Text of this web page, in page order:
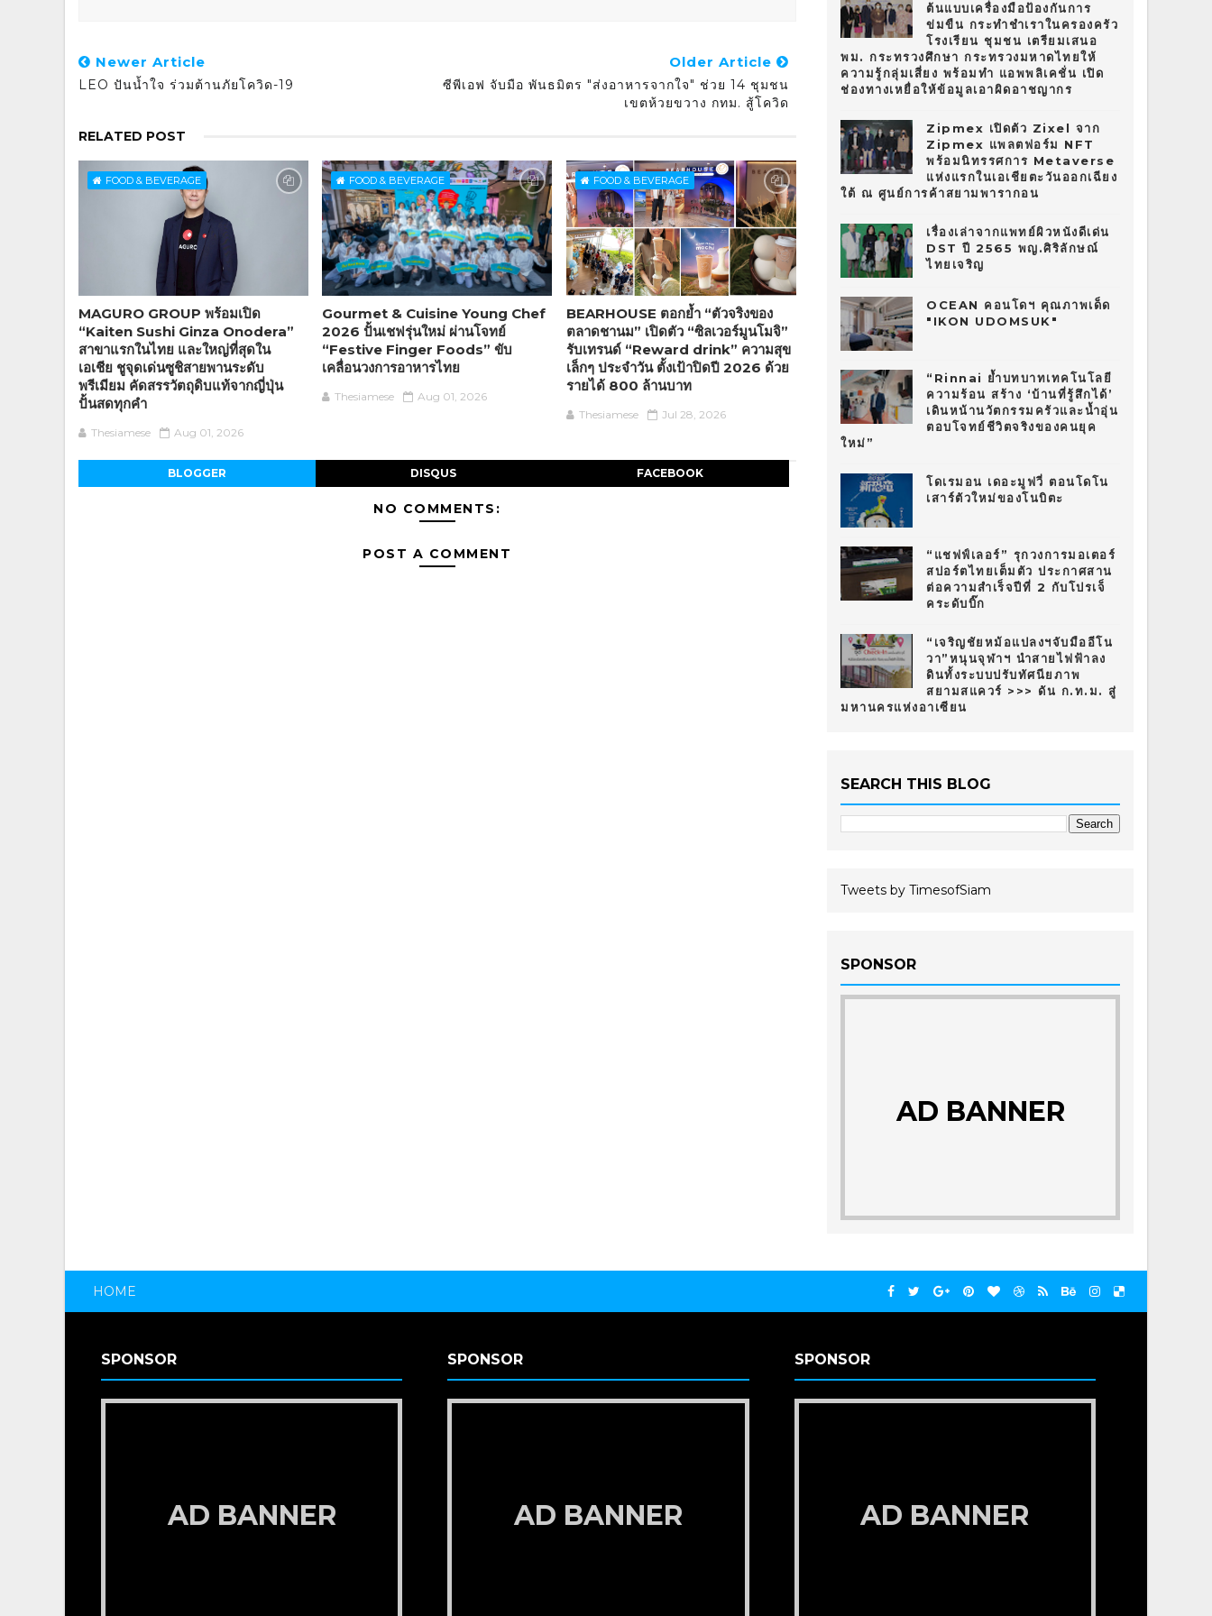
Newer Article
LEO ปันน้ำใจ ร่วมต้านภัยโควิด-19
Older Article
ซีพีเอฟ จับมือ พันธมิตร "ส่งอาหารจากใจ" ช่วย 14 ชุมชน
เขตห้วยขวาง กทม. สู้โควิด
RELATED POST
FOOD & BEVERAGE
MAGURO GROUP พร้อมเปิด
“Kaiten Sushi Ginza Onodera”
สาขาแรกในไทย และใหญ่ที่สุดใน
เอเชีย ชูจุดเด่นซูชิสายพานระดับ
พรีเมียม คัดสรรวัตถุดิบแท้จากญี่ปุ่น
ปั้นสดทุกคำ
Thesiamese Aug 01, 2026
FOOD & BEVERAGE
Gourmet & Cuisine Young Chef
2026 ปั้นเชฟรุ่นใหม่ ผ่านโจทย์
“Festive Finger Foods” ขับ
เคลื่อนวงการอาหารไทย
Thesiamese Aug 01, 2026
FOOD & BEVERAGE
BEARHOUSE ตอกย้ำ “ตัวจริงของ
ตลาดชานม” เปิดตัว “ซิลเวอร์มูนโมจิ”
รับเทรนด์ “Reward drink” ความสุข
เล็กๆ ประจำวัน ตั้งเป้าปิดปี 2026 ด้วย
รายได้ 800 ล้านบาท
Thesiamese Jul 28, 2026
BLOGGER DISQUS FACEBOOK
NO COMMENTS:
POST A COMMENT
ต้นแบบเครื่องมือป้องกันการ
ข่มขืน กระทำชำเราในครองครัว
โรงเรียน ชุมชน เตรียมเสนอ
พม. กระทรวงศึกษา กระทรวงมหาดไทยให้
ความรู้กลุ่มเสี่ยง พร้อมทำ แอพพลิเคชั่น เปิด
ช่องทางเหยื่อให้ข้อมูลเอาผิดอาชญากร
Zipmex เปิดตัว Zixel จาก
Zipmex แพลตฟอร์ม NFT
พร้อมนิทรรศการ Metaverse
แห่งแรกในเอเชียตะวันออกเฉียง
ใต้ ณ ศูนย์การค้าสยามพารากอน
เรื่องเล่าจากแพทย์ผิวหนังดีเด่น
DST ปี 2565 พญ.ศิริลักษณ์
ไทยเจริญ
OCEAN คอนโดฯ คุณภาพเด็ด
"IKON UDOMSUK"
“Rinnai ย้ำบทบาทเทคโนโลยี
ความร้อน สร้าง ‘บ้านที่รู้สึกได้’
เดินหน้านวัตกรรมครัวและน้ำอุ่น
ตอบโจทย์ชีวิตจริงของคนยุค
ใหม่”
โดเรมอน เดอะมูฟวี่ ตอนโดโน
เสาร์ตัวใหม่ของโนบิตะ
“แชฟฟ์เลอร์” รุกวงการมอเตอร์
สปอร์ตไทยเต็มตัว ประกาศสาน
ต่อความสำเร็จปีที่ 2 กับโปรเจ็
คระดับบิ๊ก
“เจริญชัยหม้อแปลงฯจับมืออีโน
วา”หนุนจุฬาฯ นำสายไฟฟ้าลง
ดินทั้งระบบปรับทัศนียภาพ
สยามสแควร์ >>> ดัน ก.ท.ม. สู่
มหานครแห่งอาเซียน
SEARCH THIS BLOG
Tweets by TimesofSiam
SPONSOR
AD BANNER
HOME
SPONSOR
AD BANNER
SPONSOR
AD BANNER
SPONSOR
AD BANNER